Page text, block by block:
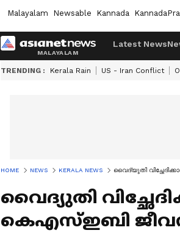
Malayalam Newsable Kannada
Latest News
TRENDING : Kerala Rain US - Iran Conflict
HOME NEWS KERALA NEWS വൈദ്യുതി
വൈദ്യുതി
കെഎസ്ഇബി